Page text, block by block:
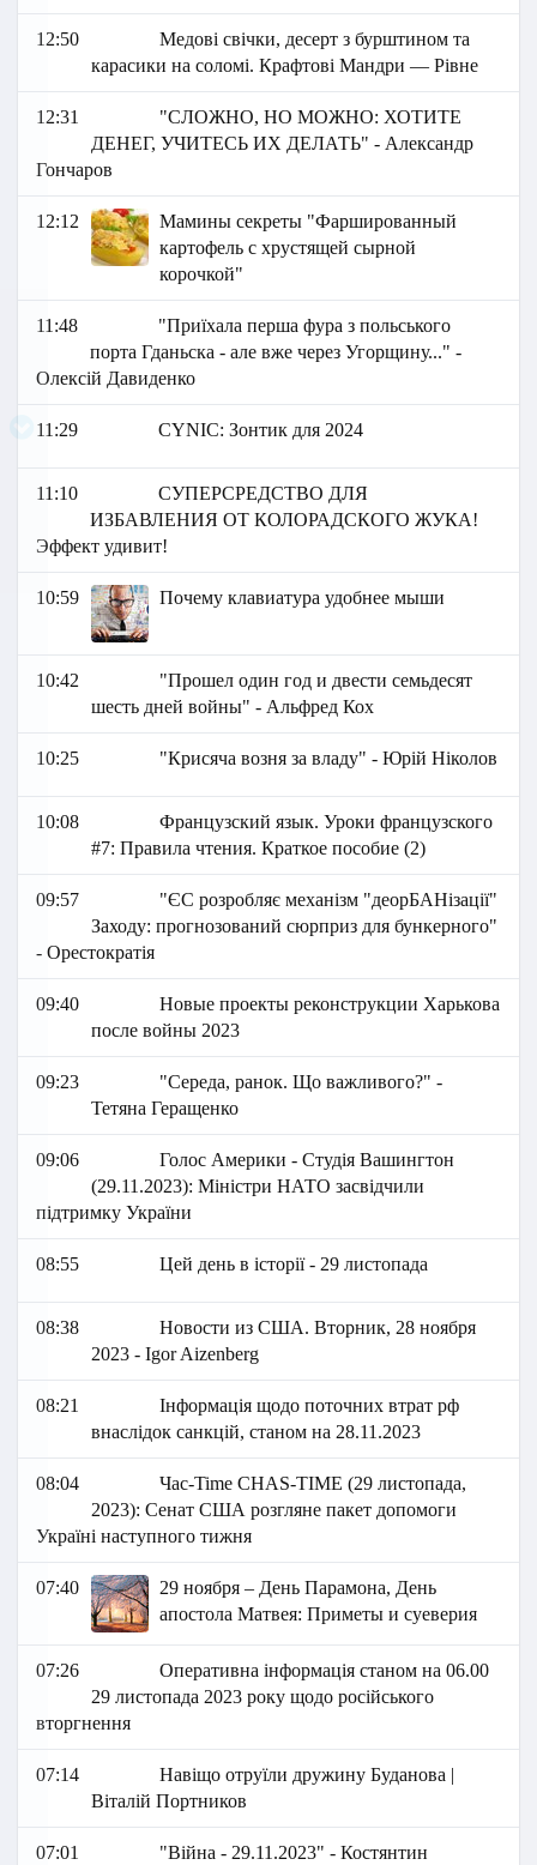
12:50
Медові свічки, десерт з бурштином та
карасики на соломі. Крафтові Мандри — Рівне
12:31
"СЛОЖНО, НО МОЖНО: ХОТИТЕ
ДЕНЕГ, УЧИТЕСЬ ИХ ДЕЛАТЬ" - Александр
Гончаров
12:12
Мамины секреты "Фаршированный
картофель с хрустящей сырной
корочкой"
11:48
"Приїхала перша фура з польського
порта Гданьска - але вже через Угорщину..." -
Олексій Давиденко
11:29 СYNIC: Зонтик для 2024
11:10
СУПЕРСРЕДСТВО ДЛЯ
ИЗБАВЛЕНИЯ ОТ КОЛОРАДСКОГО ЖУКА!
Эффект удивит!
10:59 Почему клавиатура удобнее мыши
10:42
"Прошел один год и двести семьдесят
шесть дней войны" - Альфред Кох
10:25 "Крисяча возня за владу" - Юрій Ніколов
10:08
Французский язык. Уроки французского
#7: Правила чтения. Краткое пособие (2)
09:57
"ЄС розробляє механізм "деорБАНізації"
Заходу: прогнозований сюрприз для бункерного"
- Орестократія
09:40
Новые проекты реконструкции Харькова
после войны 2023
09:23
"Середа, ранок. Що важливого?" -
Тетяна Геращенко
09:06
Голос Америки - Студія Вашингтон
(29.11.2023): Міністри НАТО засвідчили
підтримку України
08:55 Цей день в історії - 29 листопада
08:38
Новости из США. Вторник, 28 ноября
2023 - Igor Aizenberg
08:21
Інформація щодо поточних втрат рф
внаслідок санкцій, станом на 28.11.2023
08:04
Час-Time CHAS-TIME (29 листопада,
2023): Сенат США розгляне пакет допомоги
Україні наступного тижня
07:40
29 ноября – День Парамона, День
апостола Матвея: Приметы и суеверия
07:26
Оперативна інформація станом на 06.00
29 листопада 2023 року щодо російського
вторгнення
07:14
Навіщо отруїли дружину Буданова |
Віталій Портников
07:01
"Війна - 29.11.2023" - Костянтин